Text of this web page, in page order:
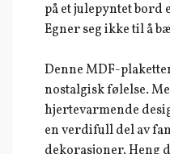
på et julepyntet
Egner seg ikke til å
Denne MDF-
nostalgisk følelse.
hjertevarmende
en verdifull del av